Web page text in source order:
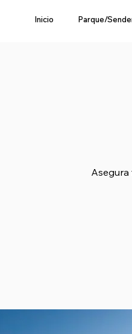
Inicio Parque/
Asegura